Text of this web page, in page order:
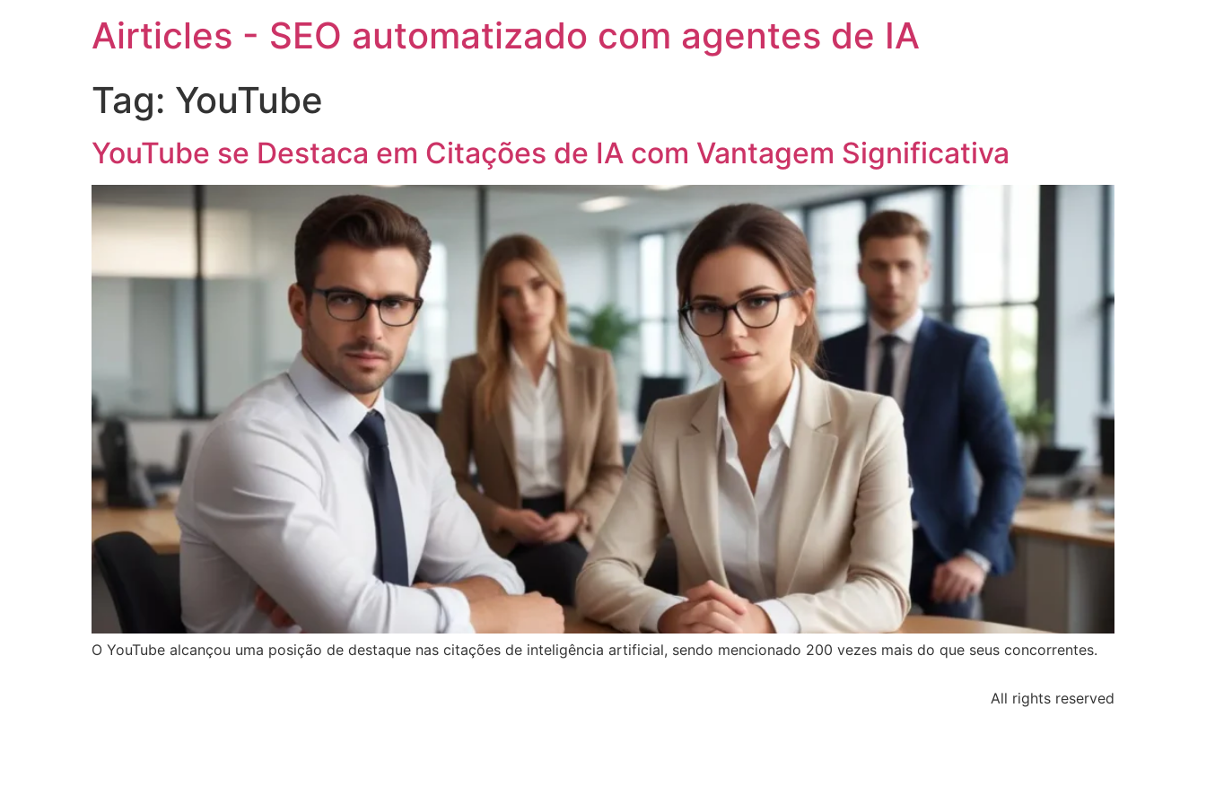
Airticles - SEO automatizado com agentes de IA
Tag: YouTube
YouTube se Destaca em Citações de IA com Vantagem Significativa
O YouTube alcançou uma posição de destaque nas citações de inteligência artificial, sendo mencionado 200 vezes mais do que seus concorrentes.
All rights reserved